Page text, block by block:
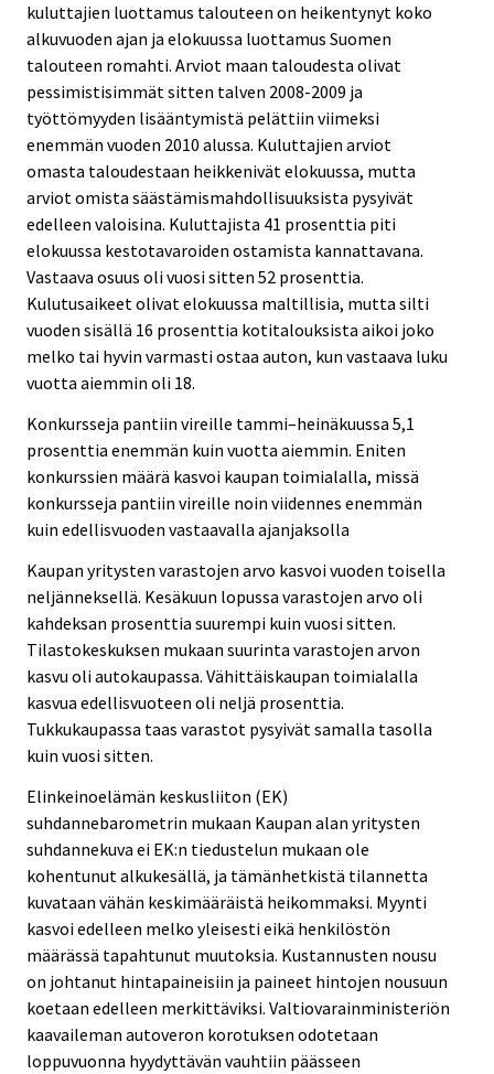
kuluttajien luottamus talouteen on heikentynyt koko
alkuvuoden ajan ja elokuussa luottamus Suomen
talouteen romahti. Arviot maan taloudesta olivat
pessimistisimmät sitten talven 2008-2009 ja
työttömyyden lisääntymistä pelättiin viimeksi
enemmän vuoden 2010 alussa. Kuluttajien arviot
omasta taloudestaan heikkenivät elokuussa, mutta
arviot omista säästämismahdollisuuksista pysyivät
edelleen valoisina. Kuluttajista 41 prosenttia piti
elokuussa kestotavaroiden ostamista kannattavana.
Vastaava osuus oli vuosi sitten 52 prosenttia.
Kulutusaikeet olivat elokuussa maltillisia, mutta silti
vuoden sisällä 16 prosenttia kotitalouksista aikoi joko
melko tai hyvin varmasti ostaa auton, kun vastaava luku
vuotta aiemmin oli 18.
Konkursseja pantiin vireille tammi–heinäkuussa 5,1
prosenttia enemmän kuin vuotta aiemmin. Eniten
konkurssien määrä kasvoi kaupan toimialalla, missä
konkursseja pantiin vireille noin viidennes enemmän
kuin edellisvuoden vastaavalla ajanjaksolla
Kaupan yritysten varastojen arvo kasvoi vuoden toisella
neljänneksellä. Kesäkuun lopussa varastojen arvo oli
kahdeksan prosenttia suurempi kuin vuosi sitten.
Tilastokeskuksen mukaan suurinta varastojen arvon
kasvu oli autokaupassa. Vähittäiskaupan toimialalla
kasvua edellisvuoteen oli neljä prosenttia.
Tukkukaupassa taas varastot pysyivät samalla tasolla
kuin vuosi sitten.
Elinkeinoelämän keskusliiton (EK)
suhdannebarometrin mukaan Kaupan alan yritysten
suhdannekuva ei EK:n tiedustelun mukaan ole
kohentunut alkukesällä, ja tämänhetkistä tilannetta
kuvataan vähän keskimääräistä heikommaksi. Myynti
kasvoi edelleen melko yleisesti eikä henkilöstön
määrässä tapahtunut muutoksia. Kustannusten nousu
on johtanut hintapaineisiin ja paineet hintojen nousuun
koetaan edelleen merkittäviksi. Valtiovarainministeriön
kaavaileman autoveron korotuksen odotetaan
loppuvuonna hyydyttävän vauhtiin päässeen